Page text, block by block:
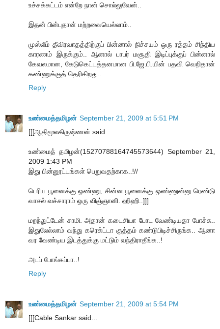
உச்சக்கட்டம் என்றே நான் சொல்லுவேன்..
இதன் பின்புதான் மற்றவையெல்லாம்..
முஸ்லீம் தீவிரவாதத்திற்குப் பின்னால் நிச்சயம் ஒரு ரத்தம் சிந்திய
காரணம் இருக்கும்.. ஆனால் பாபர் மசூதி இடிப்புக்குப் பின்னால்
கேவலமான, கேடுகெட்டத்தனமான பி.ஜே.பி.யின் பதவி வெறிதான்
கண்ணுக்குத் தெரிகிறது..
Reply
உண்மைத்தமிழன் September 21, 2009 at 5:51 PM
[[[ஆதிமூலகிருஷ்ணன் said...
உண்மைத் தமிழன்(15270788164745573644) September 21,
2009 1:43 PM
இது பின்னூட்டங்கள் பெறுவதற்காக..!//
பெரிய பூனைக்கு ஒண்ணு, சின்ன பூனைக்கு ஒண்ணுன்னு ரெண்டு
வாசல் வச்சாராம் ஒரு விஞ்ஞானி. ஹிஹி..]]]
மறந்துட்டேன் சாமி. அதான் கடைசியா போட வேண்டியதா போச்சு..
இதுலேல்லாம் வந்து கரெக்ட்டா குத்தம் கண்டுபிடிச்சிருங்க.. ஆனா
வர வேண்டிய இடத்துக்கு மட்டும் வந்திராதீங்க..!
அடப் போங்கப்பா..!
Reply
உண்மைத்தமிழன் September 21, 2009 at 5:54 PM
[[[Cable Sankar said...